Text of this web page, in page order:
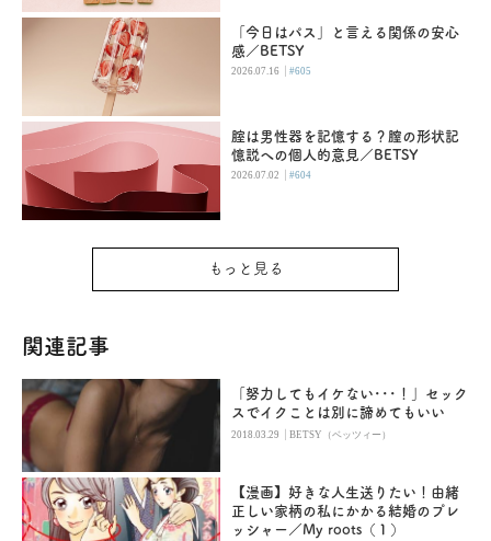
「今日はパス」と言える関係の安心
感／BETSY
2026.07.16 |#605
腟は男性器を記憶する？膣の形状記
憶説への個人的意見／BETSY
2026.07.02 |#604
もっと見る
関連記事
「努力してもイケない･･･！」セック
スでイクことは別に諦めてもいい
2018.03.29 |BETSY（ベッツィー）
【漫画】好きな人生送りたい！由緒
正しい家柄の私にかかる結婚のプレ
ッシャー／My roots（１）